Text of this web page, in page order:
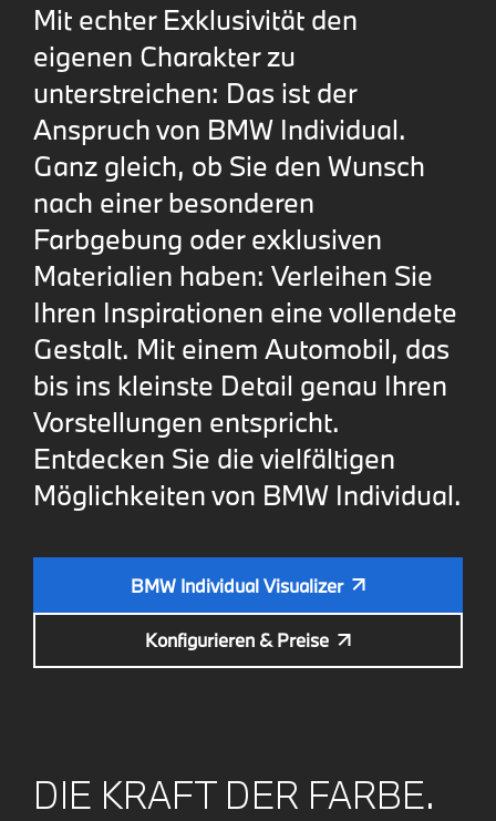
Mit echter Exklusivität den
eigenen Charakter zu
unterstreichen: Das ist der
Anspruch von BMW Individual.
Ganz gleich, ob Sie den Wunsch
nach einer besonderen
Farbgebung oder exklusiven
Materialien haben: Verleihen Sie
Ihren Inspirationen eine vollendete
Gestalt. Mit einem Automobil, das
bis ins kleinste Detail genau Ihren
Vorstellungen entspricht.
Entdecken Sie die vielfältigen
Möglichkeiten von BMW Individual.
BMW Individual Visualizer
Konfigurieren & Preise
DIE KRAFT DER FARBE.